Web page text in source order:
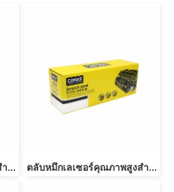
ตลับหมึกเลเซอร์คุณภาพสูงสำหรับ SAMSUNG รุ่น MLT-D116L NEW ตลับหมึกเลเซอร์คุณภาพสูงสำหรับ SAMSUNG รุ่น MLT-D101S